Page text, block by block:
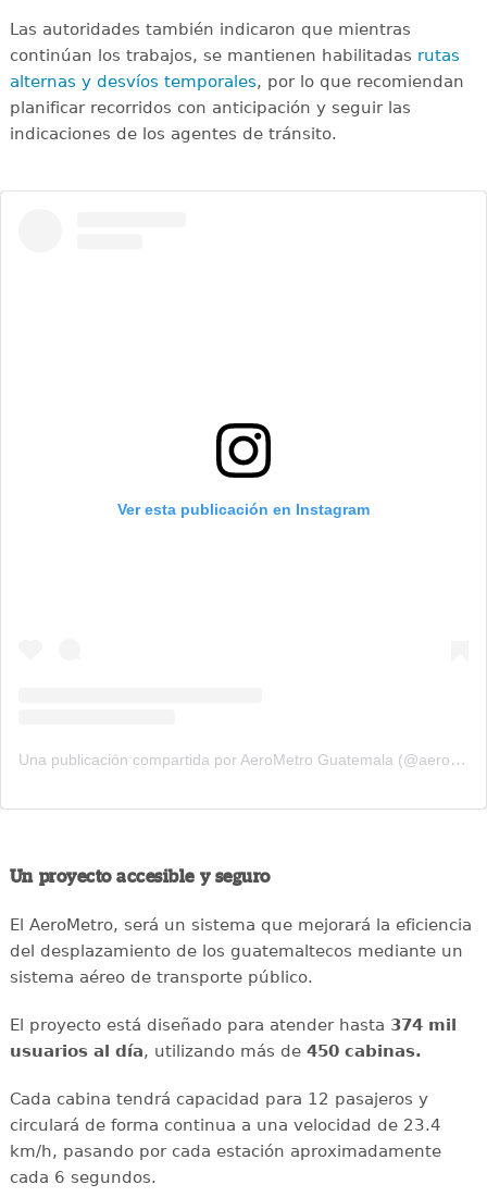
Las autoridades también indicaron que mientras
continúan los trabajos, se mantienen habilitadas rutas
alternas y desvíos temporales, por lo que recomiendan
planificar recorridos con anticipación y seguir las
indicaciones de los agentes de tránsito.
Ver esta publicación en Instagram
Una publicación compartida por AeroMetro Guatemala (@aerometrogt)
Un proyecto accesible y seguro
El AeroMetro, será un sistema que mejorará la eficiencia
del desplazamiento de los guatemaltecos mediante un
sistema aéreo de transporte público.
El proyecto está diseñado para atender hasta 374 mil
usuarios al día, utilizando más de 450 cabinas.
Cada cabina tendrá capacidad para 12 pasajeros y
circulará de forma continua a una velocidad de 23.4
km/h, pasando por cada estación aproximadamente
cada 6 segundos.